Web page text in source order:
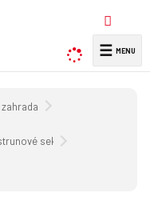
y
d
☰
sekačky ART